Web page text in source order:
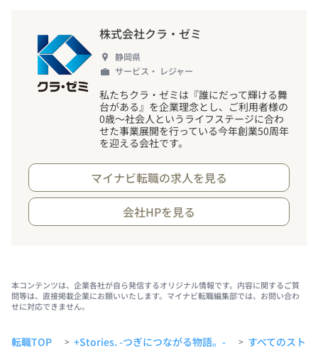
株式会社クラ・ゼミ
静岡県
サービス・ レジャー
私たちクラ・ゼミは『誰にだって輝ける舞
台がある』を企業理念とし、ご利用者様の
0歳～社会人というライフステージに合わ
せた事業展開を行っている今年創業50周年
を迎える会社です。
マイナビ転職の求人を見る
会社HPを見る
本コンテンツは、企業各社が自ら発信するオリジナル情報です。内容に関するご質
問等は、直接掲載企業にお願いいたします。マイナビ転職編集部では、お問い合わ
せに対応できません。
転職TOP > +Stories. -つぎにつながる物語。- > すべてのスト